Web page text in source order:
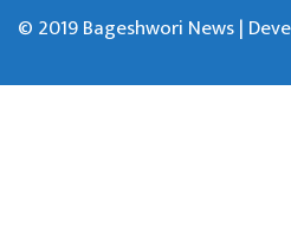
© 2019 Bageshwori News |